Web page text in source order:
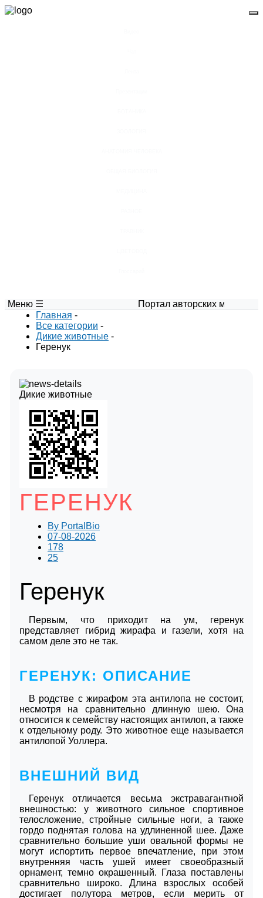
Меню ☰
Портал авторских материалов по
Главная -
Все категории -
Дикие животные -
Геренук
Дикие животные
ГЕРЕНУК
By PortalBio
07-08-2026
178
25
Геренук
Первым, что приходит на ум, геренук
представляет гибрид жирафа и газели, хотя на
самом деле это не так.
ГЕРЕНУК: ОПИСАНИЕ
В родстве с жирафом эта антилопа не состоит,
несмотря на сравнительно длинную шею. Она
относится к семейству настоящих антилоп, а также
к отдельному роду. Это животное еще называется
антилопой Уоллера.
ВНЕШНИЙ ВИД
Геренук отличается весьма экстравагантной
внешностью: у животного сильное спортивное
телосложение, стройные сильные ноги, а также
гордо поднятая голова на удлиненной шее. Даже
сравнительно большие уши овальной формы не
могут испортить первое впечатление, при этом
внутренняя часть ушей имеет своеобразный
орнамент, темно окрашенный. Глаза поставлены
сравнительно широко. Длина взрослых особей
достигает полутора метров, если мерить от